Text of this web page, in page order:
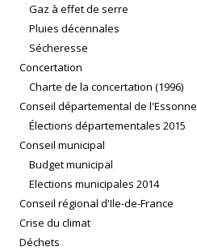
Gaz à effet de serre
Pluies décennales
Sécheresse
Concertation
Charte de la concertation (1996)
Conseil départemental de l'Essonne
Élections départementales 2015
Conseil municipal
Budget municipal
Elections municipales 2014
Conseil régional d'Ile-de-France
Crise du climat
Déchets